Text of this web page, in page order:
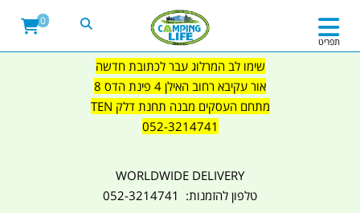
שימו לב המרלוג עבר לכתובת חדשה
אור עקיבא רחוב האילן 4 פינת הדס 8
מתחם העסקים מבנה תחנת דלק TEN
052-3214741
WORLDWIDE DELIVERY
טלפון להזמנות: 052-3214741
תפריט
0